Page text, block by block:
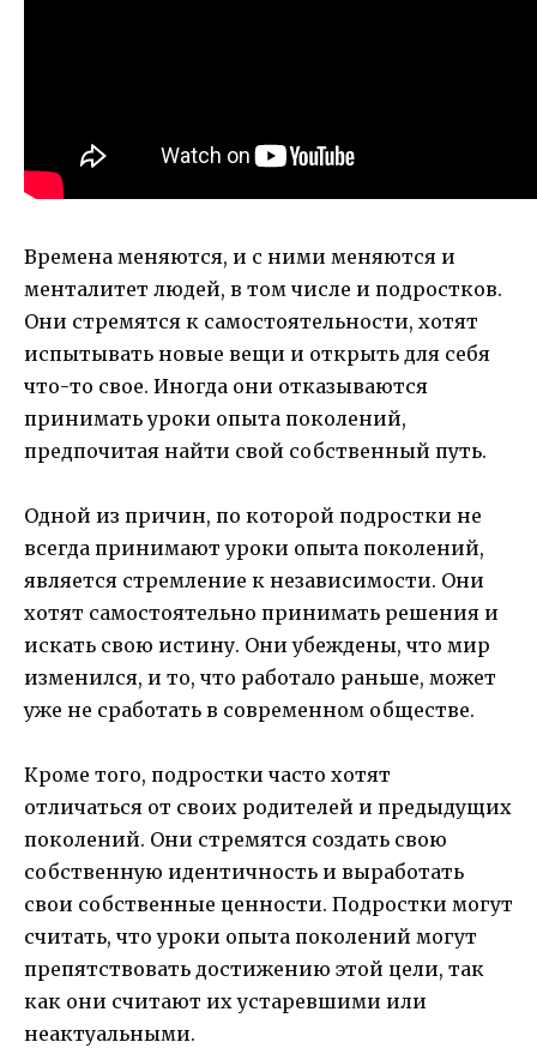
Времена меняются, и с ними меняются и
менталитет людей, в том числе и подростков.
Они стремятся к самостоятельности, хотят
испытывать новые вещи и открыть для себя
что-то свое. Иногда они отказываются
принимать уроки опыта поколений,
предпочитая найти свой собственный путь.
Одной из причин, по которой подростки не
всегда принимают уроки опыта поколений,
является стремление к независимости. Они
хотят самостоятельно принимать решения и
искать свою истину. Они убеждены, что мир
изменился, и то, что работало раньше, может
уже не сработать в современном обществе.
Кроме того, подростки часто хотят
отличаться от своих родителей и предыдущих
поколений. Они стремятся создать свою
собственную идентичность и выработать
свои собственные ценности. Подростки могут
считать, что уроки опыта поколений могут
препятствовать достижению этой цели, так
как они считают их устаревшими или
неактуальными.